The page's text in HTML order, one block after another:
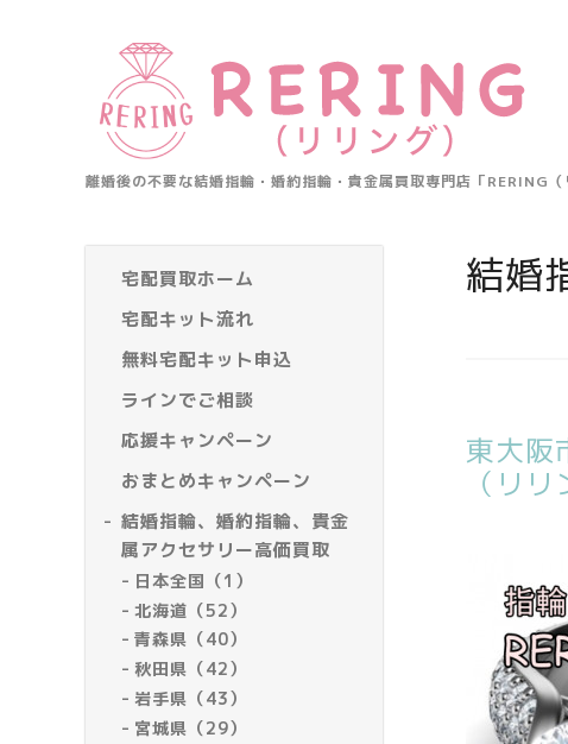
離婚後の不要な結婚指輪・婚約指輪・貴金属買取専門店「RERING
宅配買取ホーム
宅配キット流れ
無料宅配キット申込
ラインでご相談
応援キャンペーン
おまとめキャンペーン
結婚指輪、婚約指輪、貴金
属アクセサリー高価買取
日本全国（1）
北海道（52）
青森県（40）
秋田県（42）
岩手県（43）
宮城県（29）
結婚
東大阪
（リリ